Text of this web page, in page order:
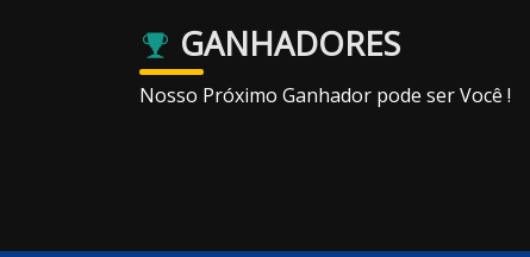
GANHADORES
Nosso Próximo Ganhador pode ser Você !